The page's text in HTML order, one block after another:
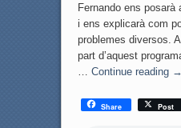
Fernando ens
i ens explicarà com
problemes diversos.
part d’aquest
Continue reading →
Share Post